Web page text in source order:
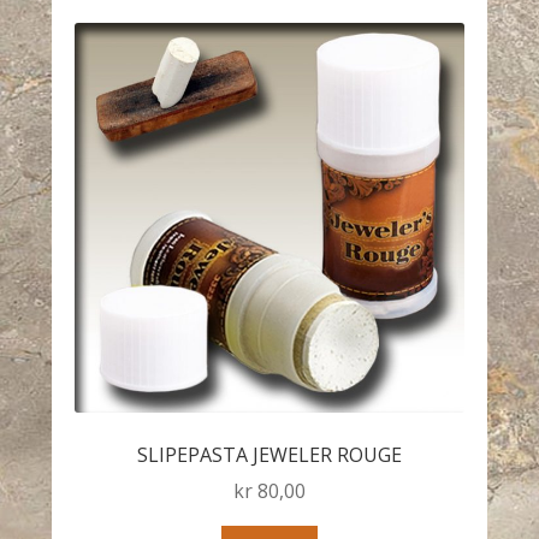
SLIPEPASTA JEWELER ROUGE
kr80,00